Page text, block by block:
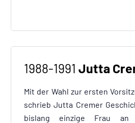
1988-1991 Jutta
Mit der Wahl zur ersten
schrieb Jutta Cremer
bislang einzige Frau